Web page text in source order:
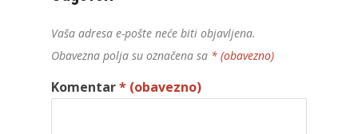
Vaša adresa e-pošte neće biti objavljena.
Obavezna polja su označena sa * (obavezno)
Komentar* (obavezno)